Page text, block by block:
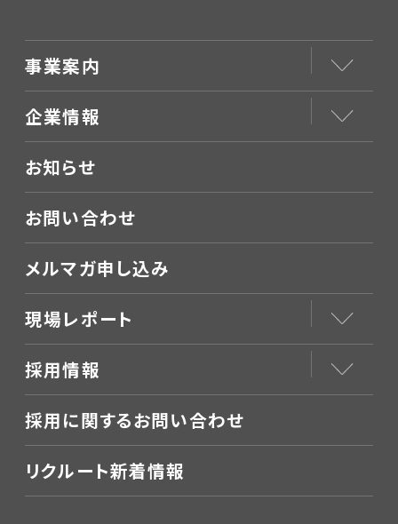
事業案内
企業情報
お知らせ
お問い合わせ
メルマガ申し込み
現場レポート
採用情報
採用に関するお問い合わせ
リクルート新着情報